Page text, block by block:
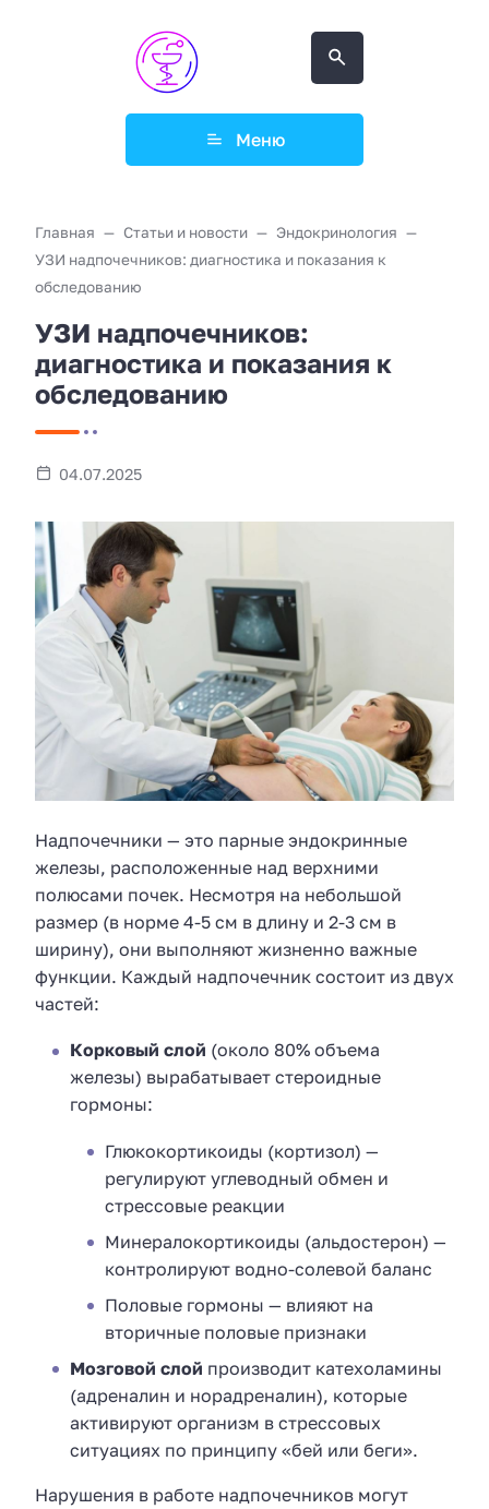
Меню
Главная Статьи и новости
Эндокринология
УЗИ надпочечников: диагностика и показания к
обследованию
УЗИ надпочечников:
диагностика и показания к
обследованию
04.07.2025
Надпочечники — это парные эндокринные
железы, расположенные над верхними
полюсами почек. Несмотря на небольшой
размер (в норме 4-5 см в длину и 2-3 см в
ширину), они выполняют жизненно важные
функции. Каждый надпочечник состоит из двух
частей:
Корковый слой (около 80% объема
железы) вырабатывает стероидные
гормоны:
Глюкокортикоиды (кортизол) —
регулируют углеводный обмен и
стрессовые реакции
Минералокортикоиды (альдостерон) —
контролируют водно-солевой баланс
Половые гормоны — влияют на
вторичные половые признаки
Мозговой слой производит катехоламины
(адреналин и норадреналин), которые
активируют организм в стрессовых
ситуациях по принципу «бей или беги».
Нарушения в работе надпочечников могут